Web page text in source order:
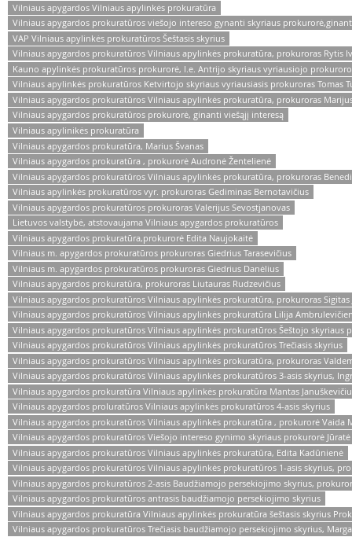
Vilniaus apygardos Vilniaus apylinkės prokuratūra
Vilniaus apygardos prokuratūros viešojo intereso gynanti skyriaus
VAP Vilniaus apylinkės prokuratūros Šeštasis skyrius
Vilniaus apygardos prokuratūros Vilniaus apylinkės prokuratūra, prokuroras Rytis
Kauno apylinkės prokuratūros prokurorė, l.e. Antrijo skyriaus vyriausiojo
Vilniaus apylinkės prokuratūros Ketvirtojo skyriaus vyriausiasis prokuroras Tomas
Vilniaus apygardos prokuratūros Vilniaus apylinkės prokuratūra, prokuroras
Vilniaus apygardos prokuratūros prokurorė, ginanti viešąjį interesą
Vilniaus apylinikės prokuratūra
Vilniaus apygardos prokuratūra, Marius Švanas
Vilniaus apygardos prokuratūra , prokurorė Audronė Žentelienė
Vilniaus apygardos prokuratūros Vilniaus apylinkės prokuratūra, prokuroras
Vilniaus apylinkės prokuratūros vyr. prokuroras Gediminas Bernotavičius
Vilniaus apygardos prokuratūros prokuroras Valerijus Sevostjanovas
Lietuvos valstybė, atstovaujama Vilniaus apygardos prokuratūros
Vilniaus apygardos prokuratūra,prokurorė Edita Naujokaitė
Vilniaus m. apygardos prokuratūros prokuroras Giedrius Tarasevičius
Vilniaus m. apygardos prokuratūros prokuroras Giedrius Danėlius
Vilniaus apygardos prokuratūra, prokuroras Liutauras Rudzevičius
Vilniaus apygardos prokuratūros Vilniaus apylinkės prokuratūra, prokuroras Sigitas
Vilniaus apygardos prokuratūros Vilniaus apylinkės prokuratūra Lilija
Vilniaus apygardos prokuratūros Vilniaus apylinkės prokuratūros Šeštojo skyriaus
Vilniaus apygardos prokuratūros Vilniaus apylinkės prokuratūros Trečiasis skyrius
Vilniaus apygardos prokuratūros Vilniaus apylinkės prokuratūra, prokuroras
Vilniaus apygardos prokuratūros Vilniaus apylinkės prokuratūros 3-asis skyrius,
Vilniaus apygardos prokuratūra Vilniaus apylinkės prokuratūra Mantas
Vilniaus apygardos proluratūros Vilniaus apylinkės prokuratūros 4-asis skyrius
Vilniaus apygardos prokuratūros Vilniaus apylinkės prokuratūra , prokurorė Vaida
Vilniaus apygardos prokuratūros Viešojo intereso gynimo skyriaus prokurorė
Vilniaus apygardos prokuratūros Vilniaus apylinkės prokuratūra, Edita Kadūnienė
Vilniaus apygardos prokuratūros Vilniaus apylinkės prokuratūros 1-asis skyrius,
Vilniaus apygardos prokuratūros 2-asis Baudžiamojo persekiojimo skyrius,
Vilniaus apygardos prokuratūros antrasis baudžiamojo persekiojimo skyrius
Vilniaus apygardos prokuratūra Vilniaus apylinkės prokuratūra šeštasis skyrius
Vilniaus apygardos prokuratūros Trečiasis baudžiamojo persekiojimo skyrius,